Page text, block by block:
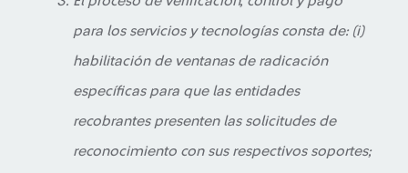
para los servicios y tecnologías consta de: (i)
habilitación de ventanas de radicación
específicas para que las entidades
recobrantes presenten las solicitudes de
reconocimiento con sus respectivos soportes;